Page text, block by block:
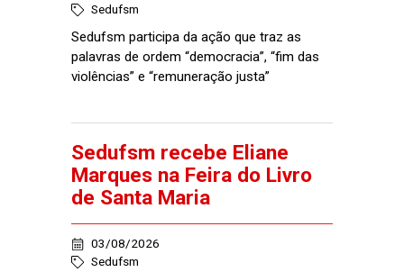
Sedufsm
Sedufsm participa da ação que traz as
palavras de ordem “democracia”, “fim das
violências” e “remuneração justa”
Sedufsm recebe Eliane
Marques na Feira do Livro
de Santa Maria
03/08/2026
Sedufsm